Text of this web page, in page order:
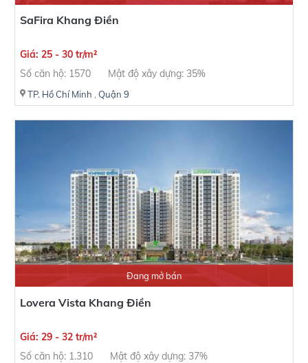
SaFira Khang Điền
Giá: 25 - 30 tr/m²
Số căn hộ: 1570
Mật độ xây dựng: 35%
TP. Hồ Chí Minh , Quận 9
Đang mở bán
Lovera Vista Khang Điền
Giá: 29 - 32 tr/m²
Số căn hộ: 1.310
Mật độ xây dựng: 37%